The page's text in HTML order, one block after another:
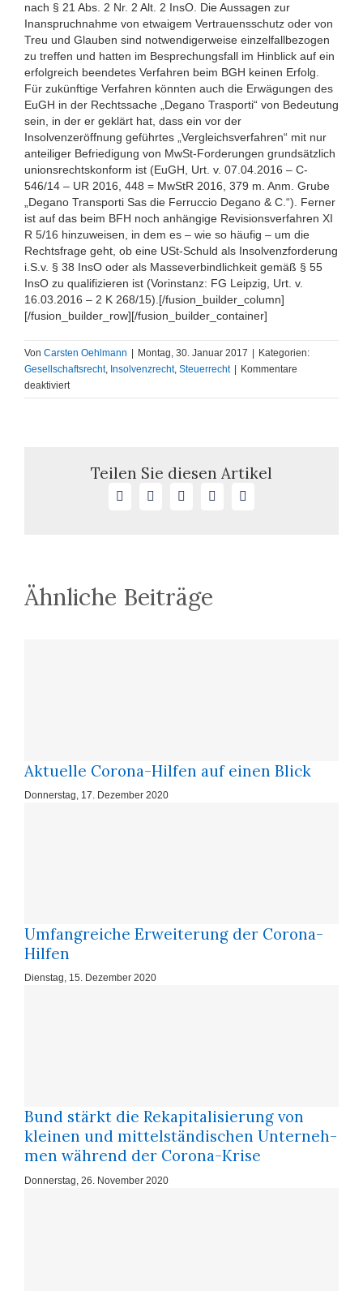
nach § 21 Abs. 2 Nr. 2 Alt. 2 InsO. Die Aussagen zur
Inanspruchnahme von etwaigem Vertrauensschutz oder von
Treu und Glauben sind notwendigerweise einzelfallbezogen
zu treffen und hatten im Besprechungsfall im Hinblick auf ein
erfolgreich beendetes Verfahren beim BGH keinen Erfolg.
Für zukünftige Verfahren könnten auch die Erwägungen des
EuGH in der Rechtssache „Degano Trasporti“ von Bedeutung
sein, in der er geklärt hat, dass ein vor der
Insolvenzeröffnung geführtes „Vergleichsverfahren“ mit nur
anteiliger Befriedigung von MwSt-Forderungen grundsätzlich
unionsrechtskonform ist (EuGH, Urt. v. 07.04.2016 – C-
546/14 – UR 2016, 448 = MwStR 2016, 379 m. Anm. Grube
„Degano Transporti Sas die Ferruccio Degano & C.“). Ferner
ist auf das beim BFH noch anhängige Revisionsverfahren XI
R 5/16 hinzuweisen, in dem es – wie so häufig – um die
Rechtsfrage geht, ob eine USt-Schuld als Insolvenzforderung
i.S.v. § 38 InsO oder als Masseverbindlichkeit gemäß § 55
InsO zu qualifizieren ist (Vorinstanz: FG Leipzig, Urt. v.
16.03.2016 – 2 K 268/15).[/fusion_builder_column]
[/fusion_builder_row][/fusion_builder_container]
Von Carsten Oehlmann | Montag, 30. Januar 2017 | Kategorien:
Gesellschaftsrecht, Insolvenzrecht, Steuerrecht | Kommentare
deaktiviertfür
Keine
Teilen Sie diesen Artikel
Facebook LinkedInWhatsApp
Ähnliche Beiträge
Aktuelle Corona-Hilfen auf einen Blick
Donnerstag, 17. Dezember 2020
Um­fang­rei­che Er­wei­te­rung der Co­ro­na-
Hil­fen
Dienstag, 15. Dezember 2020
Bund stärkt die Re­ka­pi­ta­li­sie­rung von
klei­nen und mit­tel­stän­di­schen Un­ter­neh­
men wäh­rend der Co­ro­na-Kri­se
Donnerstag, 26. November 2020